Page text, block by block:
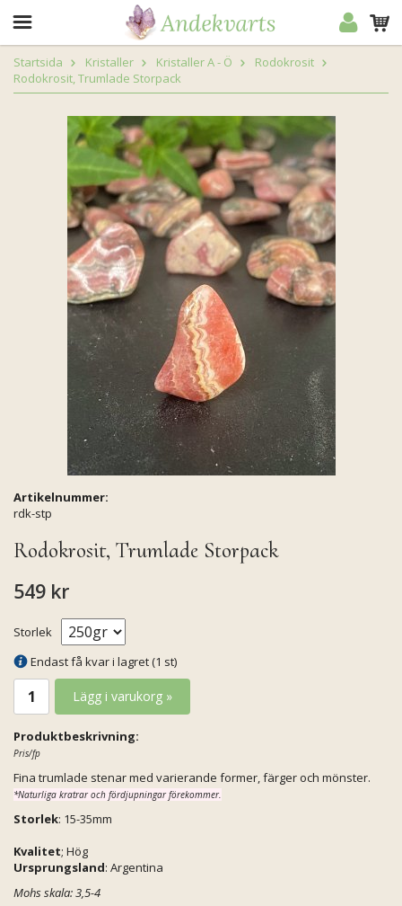
Startsida Kristaller Kristaller A - Ö
Rodokrosit
Rodokrosit, Trumlade Storpack
Artikelnummer:
rdk-stp
Rodokrosit, Trumlade Storpack
549 kr
Storlek
Endast få kvar i lagret (1 st)
Lägg i varukorg »
Produktbeskrivning:
Pris/fp
Fina trumlade stenar med varierande former, färger och mönster.
*Naturliga kratrar och fördjupningar förekommer.
Storlek: 15-35mm
Kvalitet; Hög
Ursprungsland: Argentina
Mohs skala: 3,5-4